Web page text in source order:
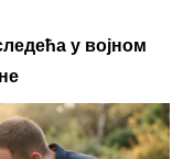
у војном